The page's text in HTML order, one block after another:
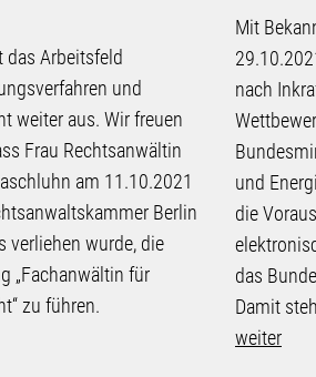
das Arbeitsfeld
und
weiter aus. Wir freuen
Frau Rechtsanwältin
am 11.10.2021
Berlin
verliehen wurde, die
„Fachanwältin für
zu führen.
Mit
nach
und
die
das
Damit
weiter